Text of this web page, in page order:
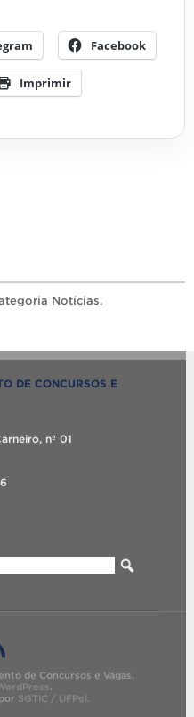
Facebook
Imprimir
Notícias.
DE CONCURSOS E
nº 01
de Concursos e Vagas.
.
SGTIC / UFPel .